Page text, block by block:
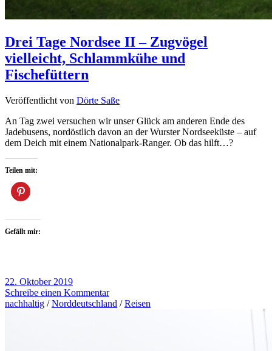
Drei Tage Nordsee II – Zugvögel
vielleicht, Schlammkühe und
Fischefüttern
Veröffentlicht von Dörte Saße
An Tag zwei versuchen wir unser Glück am anderen Ende des
Jadebusens, nordöstlich davon an der Wurster Nordseeküste – auf
dem Deich mit einem Nationalpark-Ranger. Ob das hilft…?
Teilen mit:
Gefällt mir:
22. Oktober 2019
Schreibe einen Kommentar
nachhaltig /Norddeutschland /Reisen